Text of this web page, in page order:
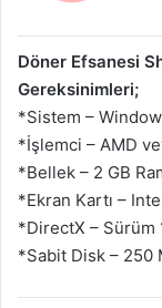
Döner Efsanesi
Gereksinimleri;
*Sistem –
*İşlemci – AMD
*Bellek – 2 GB
*Ekran Kartı –
*DirectX – Sürüm
*Sabit Disk – 250